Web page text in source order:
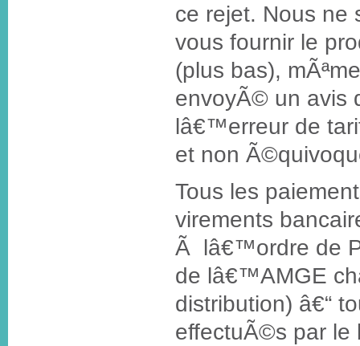
ce rejet. Nous ne
vous fournir le
(plus bas),
envoyÃ© un avis
lâ€™erreur de
et non
Tous les
virements
Ã lâ€™ordre de
de lâ€™AMGE
distribution) â€“
effectuÃ©s par le